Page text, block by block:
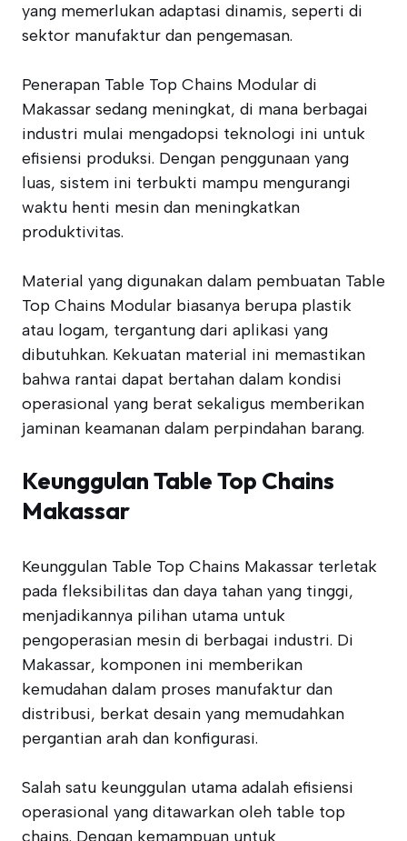
yang memerlukan adaptasi dinamis, seperti di
sektor manufaktur dan pengemasan.
Penerapan Table Top Chains Modular di
Makassar sedang meningkat, di mana berbagai
industri mulai mengadopsi teknologi ini untuk
efisiensi produksi. Dengan penggunaan yang
luas, sistem ini terbukti mampu mengurangi
waktu henti mesin dan meningkatkan
produktivitas.
Material yang digunakan dalam pembuatan Table
Top Chains Modular biasanya berupa plastik
atau logam, tergantung dari aplikasi yang
dibutuhkan. Kekuatan material ini memastikan
bahwa rantai dapat bertahan dalam kondisi
operasional yang berat sekaligus memberikan
jaminan keamanan dalam perpindahan barang.
Keunggulan Table Top Chains
Makassar
Keunggulan Table Top Chains Makassar terletak
pada fleksibilitas dan daya tahan yang tinggi,
menjadikannya pilihan utama untuk
pengoperasian mesin di berbagai industri. Di
Makassar, komponen ini memberikan
kemudahan dalam proses manufaktur dan
distribusi, berkat desain yang memudahkan
pergantian arah dan konfigurasi.
Salah satu keunggulan utama adalah efisiensi
operasional yang ditawarkan oleh table top
chains. Dengan kemampuan untuk